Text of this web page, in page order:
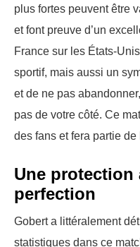
plus fortes peuvent être
et font preuve d’un
France sur les États-
sportif, mais aussi un
et de ne pas
pas de votre côté. Ce
des fans et fera partie
Une protection
perfection
Gobert a littéralement
statistiques dans ce